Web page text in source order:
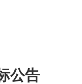
公告